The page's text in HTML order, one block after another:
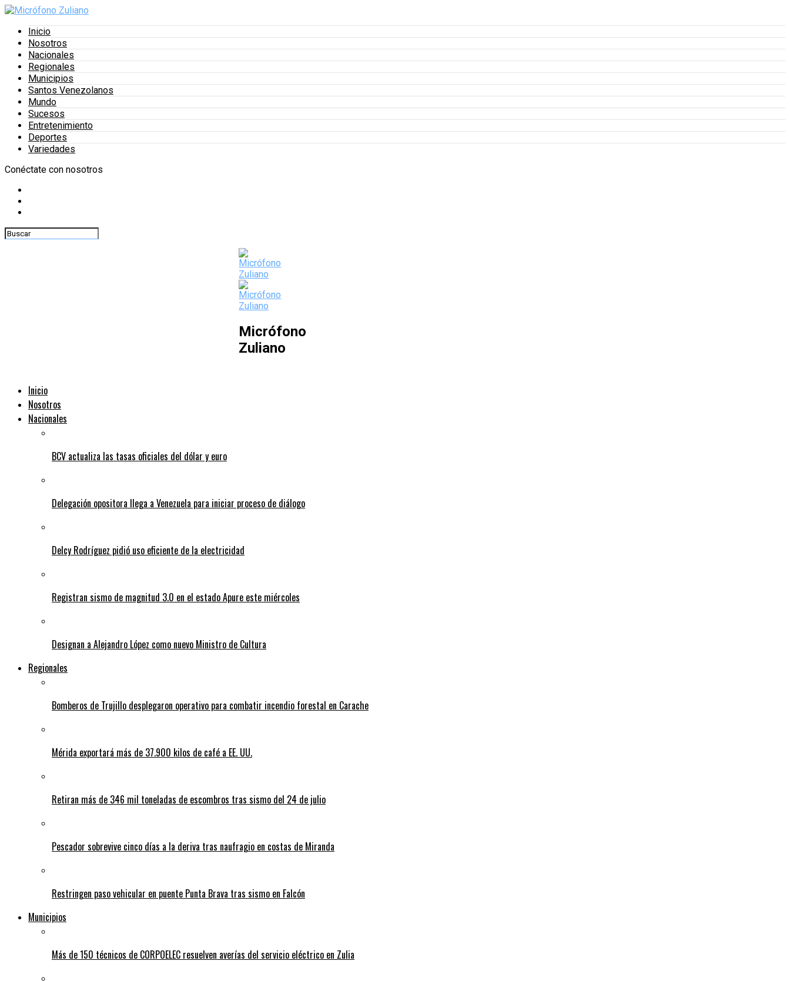
Inicio
Nosotros
Nacionales
Regionales
Municipios
Santos Venezolanos
Mundo
Sucesos
Entretenimiento
Deportes
Variedades
Conéctate con nosotros
Micrófono
Zuliano
Inicio
Nosotros
Nacionales
BCV actualiza las tasas oficiales del dólar y euro
Delegación opositora llega a Venezuela para iniciar proceso de diálogo
Delcy Rodríguez pidió uso eficiente de la electricidad
Registran sismo de magnitud 3.0 en el estado Apure este miércoles
Designan a Alejandro López como nuevo Ministro de Cultura
Regionales
Bomberos de Trujillo desplegaron operativo para combatir incendio forestal en Carache
Mérida exportará más de 37.900 kilos de café a EE. UU.
Retiran más de 346 mil toneladas de escombros tras sismo del 24 de julio
Pescador sobrevive cinco días a la deriva tras naufragio en costas de Miranda
Restringen paso vehicular en puente Punta Brava tras sismo en Falcón
Municipios
Más de 150 técnicos de CORPOELEC resuelven averías del servicio eléctrico en Zulia